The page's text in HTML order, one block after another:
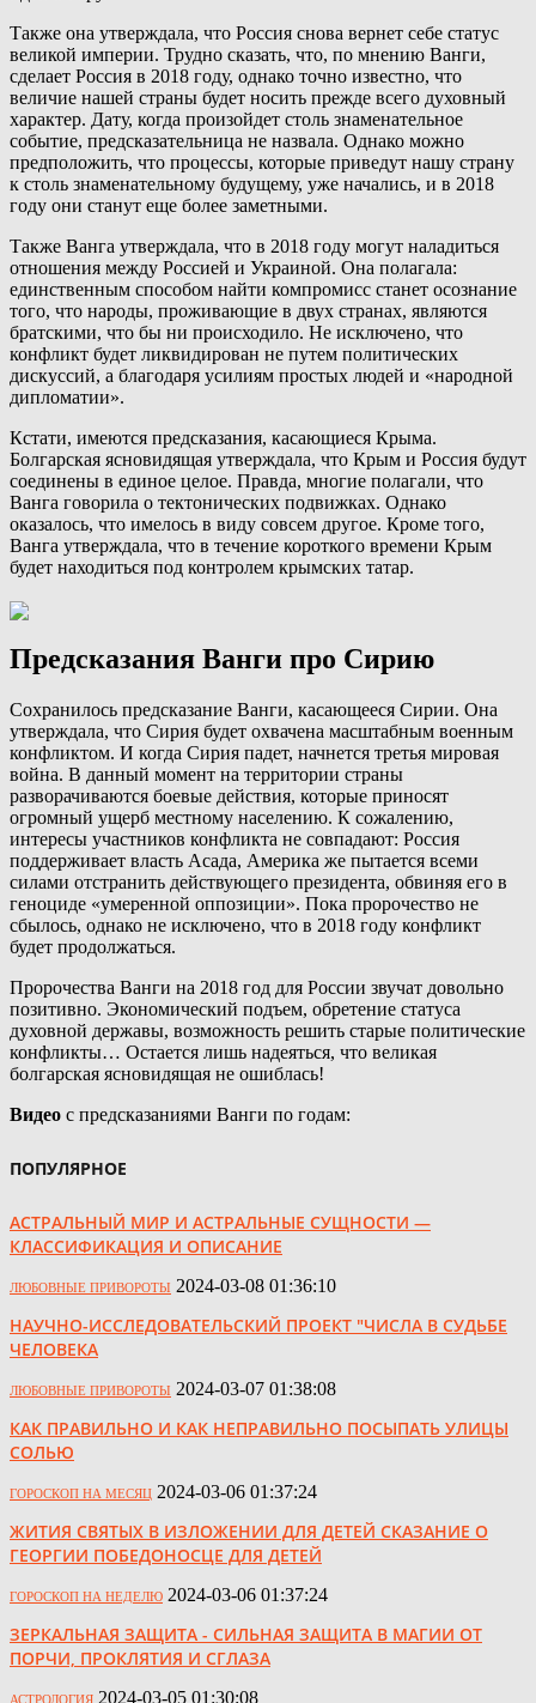
Также она утверждала, что Россия снова вернет себе статус
великой империи. Трудно сказать, что, по мнению Ванги,
сделает Россия в 2018 году, однако точно известно, что
величие нашей страны будет носить прежде всего духовный
характер. Дату, когда произойдет столь знаменательное
событие, предсказательница не назвала. Однако можно
предположить, что процессы, которые приведут нашу страну
к столь знаменательному будущему, уже начались, и в 2018
году они станут еще более заметными.
Также Ванга утверждала, что в 2018 году могут наладиться
отношения между Россией и Украиной. Она полагала:
единственным способом найти компромисс станет осознание
того, что народы, проживающие в двух странах, являются
братскими, что бы ни происходило. Не исключено, что
конфликт будет ликвидирован не путем политических
дискуссий, а благодаря усилиям простых людей и «народной
дипломатии».
Кстати, имеются предсказания, касающиеся Крыма.
Болгарская ясновидящая утверждала, что Крым и Россия будут
соединены в единое целое. Правда, многие полагали, что
Ванга говорила о тектонических подвижках. Однако
оказалось, что имелось в виду совсем другое. Кроме того,
Ванга утверждала, что в течение короткого времени Крым
будет находиться под контролем крымских татар.
Предсказания Ванги про Сирию
Сохранилось предсказание Ванги, касающееся Сирии. Она
утверждала, что Сирия будет охвачена масштабным военным
конфликтом. И когда Сирия падет, начнется третья мировая
война. В данный момент на территории страны
разворачиваются боевые действия, которые приносят
огромный ущерб местному населению. К сожалению,
интересы участников конфликта не совпадают: Россия
поддерживает власть Асада, Америка же пытается всеми
силами отстранить действующего президента, обвиняя его в
геноциде «умеренной оппозиции». Пока пророчество не
сбылось, однако не исключено, что в 2018 году конфликт
будет продолжаться.
Пророчества Ванги на 2018 год для России звучат довольно
позитивно. Экономический подъем, обретение статуса
духовной державы, возможность решить старые политические
конфликты… Остается лишь надеяться, что великая
болгарская ясновидящая не ошиблась!
Видео с предсказаниями Ванги по годам:
ПОПУЛЯРНОЕ
АСТРАЛЬНЫЙ МИР И АСТРАЛЬНЫЕ СУЩНОСТИ —
КЛАССИФИКАЦИЯ И ОПИСАНИЕ
ЛЮБОВНЫЕ ПРИВОРОТЫ 2024-03-08 01:36:10
НАУЧНО-ИССЛЕДОВАТЕЛЬСКИЙ ПРОЕКТ "ЧИСЛА В СУДЬБЕ
ЧЕЛОВЕКА
ЛЮБОВНЫЕ ПРИВОРОТЫ 2024-03-07 01:38:08
КАК ПРАВИЛЬНО И КАК НЕПРАВИЛЬНО ПОСЫПАТЬ УЛИЦЫ
СОЛЬЮ
ГОРОСКОП НА МЕСЯЦ 2024-03-06 01:37:24
ЖИТИЯ СВЯТЫХ В ИЗЛОЖЕНИИ ДЛЯ ДЕТЕЙ СКАЗАНИЕ О
ГЕОРГИИ ПОБЕДОНОСЦЕ ДЛЯ ДЕТЕЙ
ГОРОСКОП НА НЕДЕЛЮ 2024-03-06 01:37:24
ЗЕРКАЛЬНАЯ ЗАЩИТА - СИЛЬНАЯ ЗАЩИТА В МАГИИ ОТ
ПОРЧИ, ПРОКЛЯТИЯ И СГЛАЗА
АСТРОЛОГИЯ 2024-03-05 01:30:08